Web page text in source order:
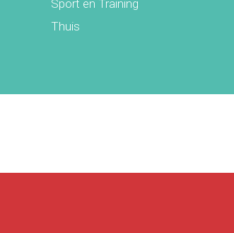
Sport en Training
Thuis